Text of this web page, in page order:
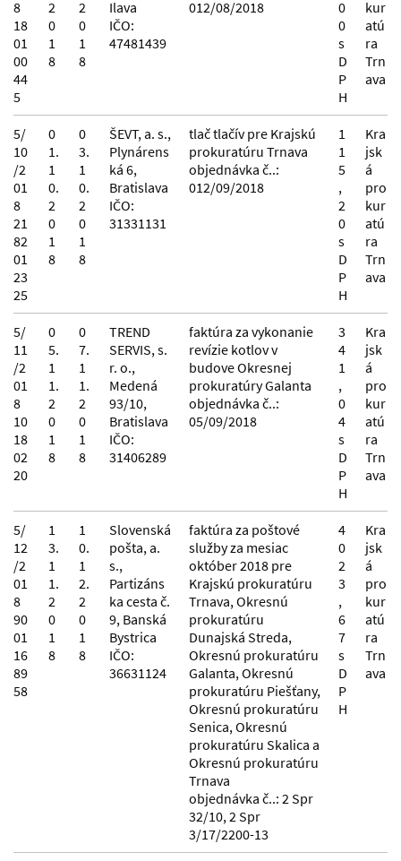
8
18
01
00
44
5
2
0
1
8
2
0
1
8
Ilava
IČO:
47481439
012/08/2018
0
0
s
D
P
H
kur
atú
ra
Trn
ava
5/
10
/2
01
8
21
82
01
23
25
0
1.
1
0.
2
0
1
8
0
3.
1
0.
2
0
1
8
ŠEVT, a. s.,
Plynárens
ká 6,
Bratislava
IČO:
31331131
tlač tlačív pre Krajskú
prokuratúru Trnava
objednávka č..:
012/09/2018
1
1
5
,
2
0
s
D
P
H
Kra
jsk
á
pro
kur
atú
ra
Trn
ava
5/
11
/2
01
8
10
18
02
20
0
5.
1
1.
2
0
1
8
0
7.
1
1.
2
0
1
8
TREND
SERVIS, s.
r. o.,
Medená
93/10,
Bratislava
IČO:
31406289
faktúra za vykonanie
revízie kotlov v
budove Okresnej
prokuratúry Galanta
objednávka č..:
05/09/2018
3
4
1
,
0
4
s
D
P
H
Kra
jsk
á
pro
kur
atú
ra
Trn
ava
5/
12
/2
01
8
90
01
16
89
58
1
3.
1
1.
2
0
1
8
1
0.
1
2.
2
0
1
8
Slovenská
pošta, a.
s.,
Partizáns
ka cesta č.
9, Banská
Bystrica
IČO:
36631124
faktúra za poštové
služby za mesiac
október 2018 pre
Krajskú prokuratúru
Trnava, Okresnú
prokuratúru
Dunajská Streda,
Okresnú prokuratúru
Galanta, Okresnú
prokuratúru Piešťany,
Okresnú prokuratúru
Senica, Okresnú
prokuratúru Skalica a
Okresnú prokuratúru
Trnava
objednávka č..: 2 Spr
32/10, 2 Spr
3/17/2200-13
4
0
2
3
,
6
7
s
D
P
H
Kra
jsk
á
pro
kur
atú
ra
Trn
ava